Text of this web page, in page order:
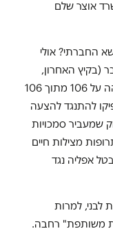
אוצר שלם
החברתי? אולי
(בקיץ האחרון,
למשל, התנועה ויש עתיד הצביעו באופן זהה על 106 מתוך 106
להתנגד להצעה
שמעביר סמכויות
מצילות חיים
אפליה נגד
לבני, למרות
משותפת" רחבה.